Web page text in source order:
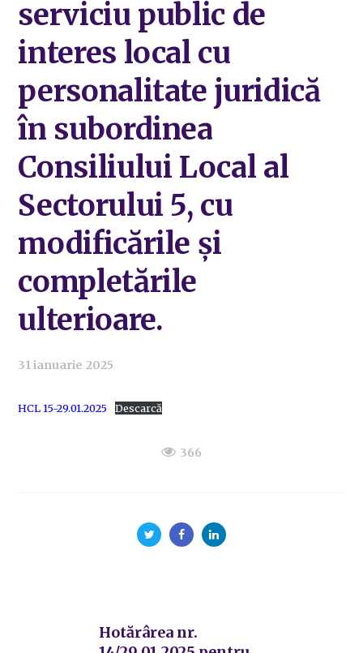
serviciu public de
interes local cu
personalitate juridică
în subordinea
Consiliului Local al
Sectorului 5, cu
modificările și
completările
ulterioare.
31 ianuarie 2025
HCL 15-29.01.2025 Descarcă
366
Hotărârea nr.